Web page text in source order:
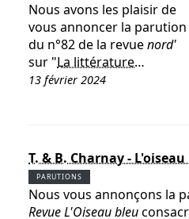
Nous avons les plaisir de
vous annoncer la parution
du n°82 de la revuenord'
sur "La littérature…
13 février 2024
T. & B. Charnay - L'oiseau
PARUTIONS
Nous vous annonçons la
Revue L'Oiseau bleu